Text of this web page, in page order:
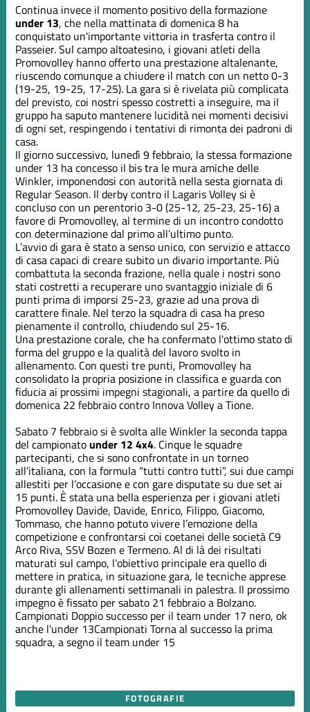
Continua invece il momento positivo della formazione
under 13, che nella mattinata di domenica 8 ha
conquistato un'importante vittoria in trasferta contro il
Passeier. Sul campo altoatesino, i giovani atleti della
Promovolley hanno offerto una prestazione altalenante,
riuscendo comunque a chiudere il match con un netto 0-3
(19-25, 19-25, 17-25). La gara si è rivelata più complicata
del previsto, coi nostri spesso costretti a inseguire, ma il
gruppo ha saputo mantenere lucidità nei momenti decisivi
di ogni set, respingendo i tentativi di rimonta dei padroni di
casa.
Il giorno successivo, lunedì 9 febbraio, la stessa formazione
under 13 ha concesso il bis tra le mura amiche delle
Winkler, imponendosi con autorità nella sesta giornata di
Regular Season. Il derby contro il Lagaris Volley si è
concluso con un perentorio 3-0 (25-12, 25-23, 25-16) a
favore di Promovolley, al termine di un incontro condotto
con determinazione dal primo all’ultimo punto.
L’avvio di gara è stato a senso unico, con servizio e attacco
di casa capaci di creare subito un divario importante. Più
combattuta la seconda frazione, nella quale i nostri sono
stati costretti a recuperare uno svantaggio iniziale di 6
punti prima di imporsi 25-23, grazie ad una prova di
carattere finale. Nel terzo la squadra di casa ha preso
pienamente il controllo, chiudendo sul 25-16.
Una prestazione corale, che ha confermato l'ottimo stato di
forma del gruppo e la qualità del lavoro svolto in
allenamento. Con questi tre punti, Promovolley ha
consolidato la propria posizione in classifica e guarda con
fiducia ai prossimi impegni stagionali, a partire da quello di
domenica 22 febbraio contro Innova Volley a Tione.
Sabato 7 febbraio si è svolta alle Winkler la seconda tappa
del campionatounder 12 4x4. Cinque le squadre
partecipanti, che si sono confrontate in un torneo
all’italiana, con la formula “tutti contro tutti”, sui due campi
allestiti per l’occasione e con gare disputate su due set ai
15 punti. È stata una bella esperienza per i giovani atleti
Promovolley Davide, Davide, Enrico, Filippo, Giacomo,
Tommaso, che hanno potuto vivere l’emozione della
competizione e confrontarsi coi coetanei delle società C9
Arco Riva, SSV Bozen e Termeno. Al di là dei risultati
maturati sul campo, l’obiettivo principale era quello di
mettere in pratica, in situazione gara, le tecniche apprese
durante gli allenamenti settimanali in palestra. Il prossimo
impegno è fissato per sabato 21 febbraio a Bolzano.
Campionati Doppio successo per il team under 17 nero, ok
anche l'under 13Campionati Torna al successo la prima
squadra, a segno il team under 15
FOTOGRAFIE